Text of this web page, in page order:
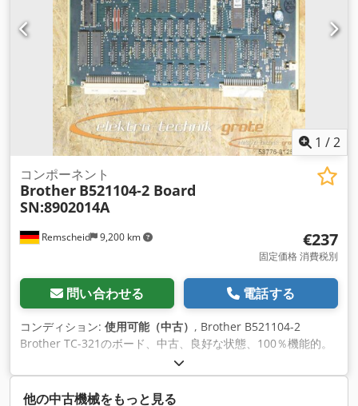
1 /2
Remscheid 9,200 km
コンポーネント
Brother B521104-2 Board
SN:8902014A
€237
固定価格 消費税別
問い合わせる 電話する
コンディション: 使用可能（中古） , Brother B521104-2
Brother TC-321のボード、中古、良好な状態、100％機能的。
他の中古機械をもっと見る